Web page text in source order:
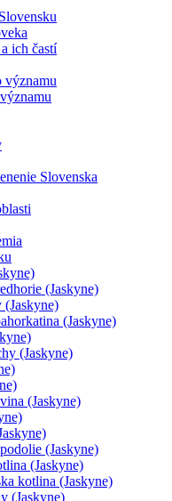
ich častí
významu
Slovenska
(Jaskyne)
(Jaskyne)
(Jaskyne)
(Jaskyne)
(Jaskyne)
(Jaskyne)
kotlina (Jaskyne)
(Jaskyne)